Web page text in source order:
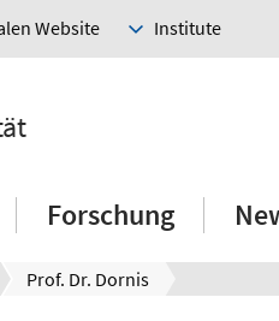
Website Institute
Forschung
Prof. Dr. Dornis